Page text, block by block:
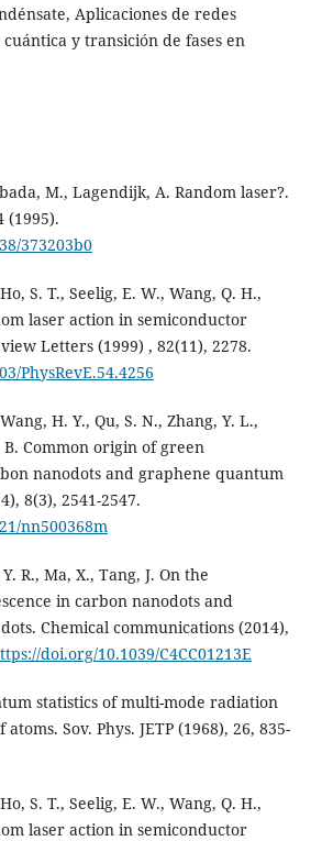
Aplicaciones de redes
y transición de fases en
M., Lagendijk, A. Random laser?.
(1995).
373203b0
S. T., Seelig, E. W., Wang, Q. H.,
laser action in semiconductor
Letters (1999) , 82(11), 2278.
PhysRevE.54.4256
H. Y., Qu, S. N., Zhang, Y. L.,
B. Common origin of green
nanodots and graphene quantum
8(3), 2541-2547.
nn500368m
R., Ma, X., Tang, J. On the
in carbon nanodots and
Chemical communications (2014),
doi.org/10.1039/C4CC01213E
statistics of multi-mode radiation
Sov. Phys. JETP (1968), 26, 835-
S. T., Seelig, E. W., Wang, Q. H.,
laser action in semiconductor